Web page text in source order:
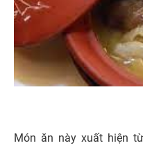
Món ăn này xuất hiện